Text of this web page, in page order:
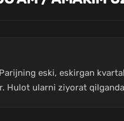
eski, eskirgan
Hulot ularni ziyorat